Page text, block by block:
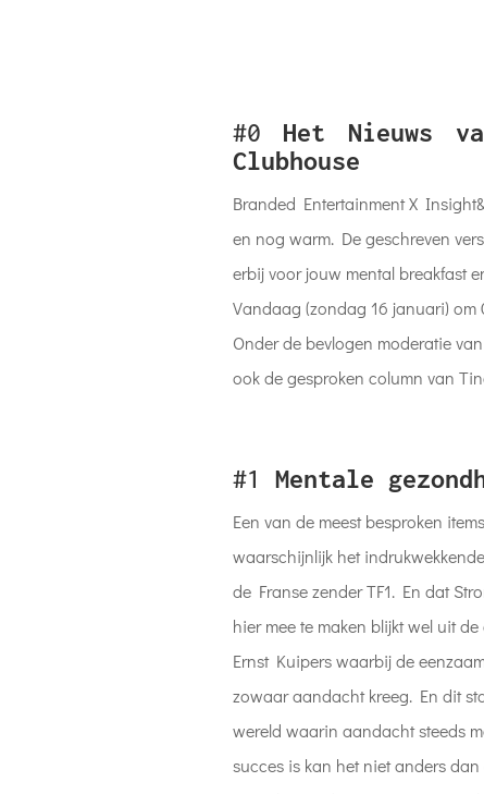
#0 Het Nieuws
Clubhouse
Branded Entertainment X
en nog warm. De geschreven
erbij voor jouw mental breakfast
Vandaag (zondag 16 januari) om
Onder de bevlogen moderatie
ook de gesproken column van
#1 Mentale
Een van de meest besproken
waarschijnlijk het
de Franse zender TF1. En dat
hier mee te maken blijkt wel uit
Ernst Kuipers waarbij de
zowaar aandacht kreeg. En dit
wereld waarin aandacht steeds
succes is kan het niet anders